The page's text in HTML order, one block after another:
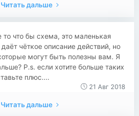
Читать дальше
то что бы схема, это маленькая
чёткое описание действий, но
могут быть полезны вам. Я
P.s. если хотите больше таких
плюс....
21 Авг 2018
Читать дальше